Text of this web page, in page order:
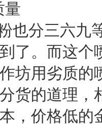
量
也分三六九
了。而这个
坊用劣质的
货的道理，
，价格低的